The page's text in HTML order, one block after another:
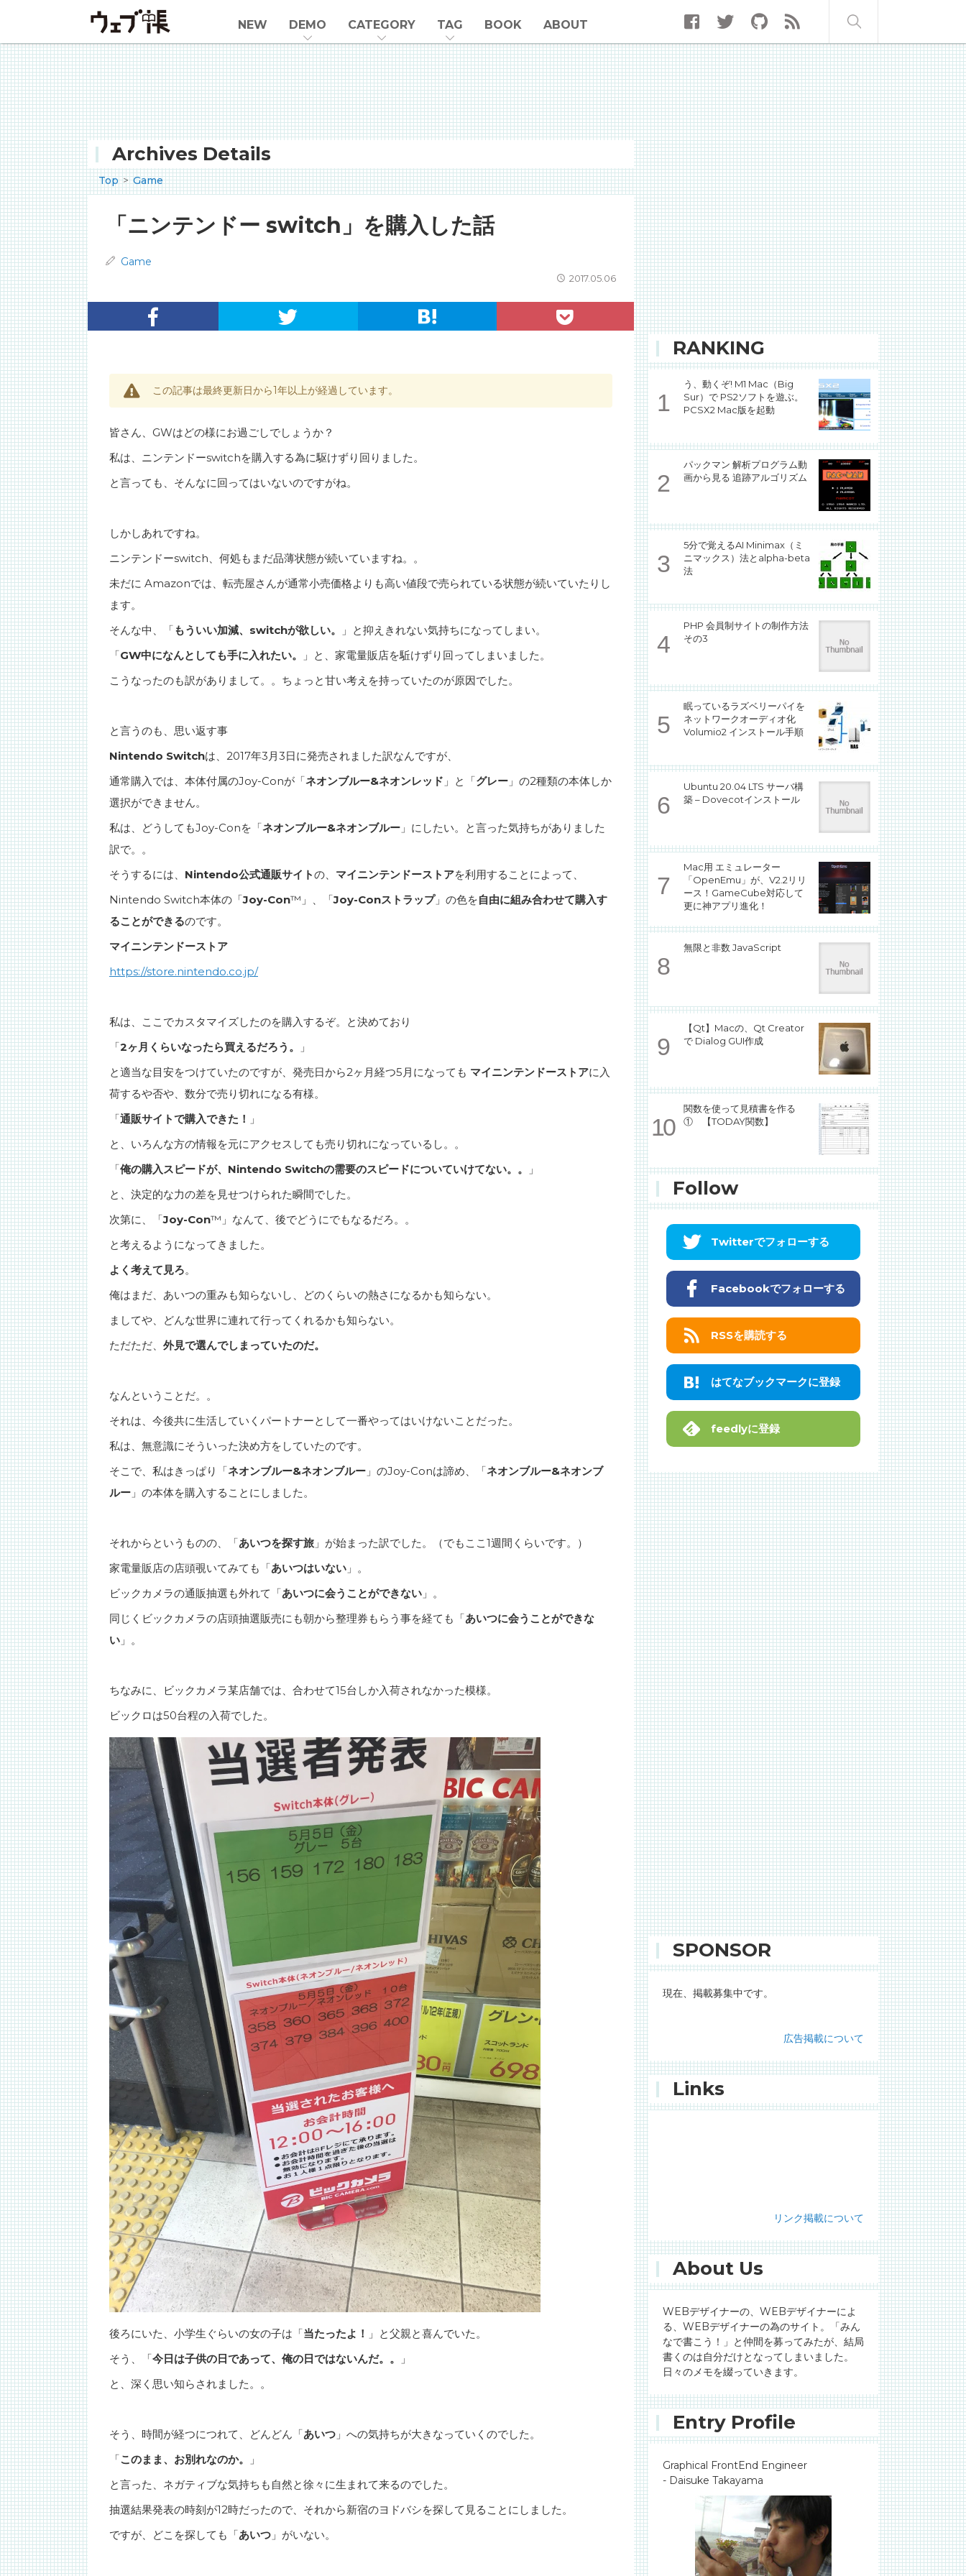
NEW DEMO CATEGORY TAG BOOK ABOUT
Archives Details
Top Game
「ニンテンドー switch」を購入した話
Game
2017.05.06
この記事は最終更新日から1年以上が経過しています。
皆さん、GWはどの様にお過ごしでしょうか？
私は、ニンテンドーswitchを購入する為に駆けずり回りました。
と言っても、そんなに回ってはいないのですがね。
しかしあれですね。
ニンテンドーswitch、何処もまだ品薄状態が続いていますね。。
未だに Amazonでは、転売屋さんが通常小売価格よりも高い値段で売られている状態が続いていたりし
ます。
そんな中、「もういい加減、switchが欲しい。
」と抑えきれない気持ちになってしまい。
「GW中になんとしても手に入れたい。
」と、家電量販店を駈けずり回ってしまいました。
こうなったのも訳がありまして。。ちょっと甘い考えを持っていたのが原因でした。
と言うのも、思い返す事
Nintendo Switchは、2017年3月3日に発売されました訳なんですが、
通常購入では、本体付属のJoy-Conが「ネオンブルー&ネオンレッド 」と「グレー 」の2種類の本体しか
選択ができません。
私は、どうしてもJoy-Conを「ネオンブルー&ネオンブルー 」にしたい。と言った気持ちがありました
訳で。。
そうするには、 Nintendo公式通販サイトの、 マイニンテンドーストアを利用することによって、
Nintendo Switch本体の「Joy-Con™」、「Joy-Conストラップ」の色を自由に組み合わせて購入す
ることができるのです。
マイニンテンドーストア
https://store.nintendo.co.jp/
私は、ここでカスタマイズしたのを購入するぞ。と決めており
「2ヶ月くらいなったら買えるだろう。
」
と適当な目安をつけていたのですが、発売日から2ヶ月経つ5月になっても マイニンテンドーストアに入
荷するや否や、数分で売り切れになる有様。
「通販サイトで購入できた！ 」
と、いろんな方の情報を元にアクセスしても売り切れになっているし。。
「俺の購入スピードが、Nintendo Switchの需要のスピードについていけてない。。
」
と、決定的な力の差を見せつけられた瞬間でした。
次第に、「Joy-Con™」なんて、後でどうにでもなるだろ。。
と考えるようになってきました。
よく考えて見ろ。
俺はまだ、あいつの重みも知らないし、どのくらいの熱さになるかも知らない。
ましてや、どんな世界に連れて行ってくれるかも知らない。
ただただ、 外見で選んでしまっていたのだ。
なんということだ。。
それは、今後共に生活していくパートナーとして一番やってはいけないことだった。
私は、無意識にそういった決め方をしていたのです。
そこで、私はきっぱり「ネオンブルー&ネオンブルー 」のJoy-Conは諦め、「ネオンブルー&ネオンブ
ルー 」の本体を購入することにしました。
それからというものの、「あいつを探す旅 」が始まった訳でした。（でもここ1週間くらいです。）
家電量販店の店頭覗いてみても「あいつはいない 」。
ビックカメラの通販抽選も外れて「あいつに会うことができない 」。
同じくビックカメラの店頭抽選販売にも朝から整理券もらう事を経ても「あいつに会うことができな
い 」。
ちなみに、ビックカメラ某店舗では、合わせて15台しか入荷されなかった模様。
ビックロは50台程の入荷でした。
後ろにいた、小学生ぐらいの女の子は「当たったよ！ 」と父親と喜んでいた。
そう、「今日は子供の日であって、俺の日ではないんだ。。
」
と、深く思い知らされました。。
そう、時間が経つにつれて、どんどん「あいつ 」への気持ちが大きなっていくのでした。
「このまま、お別れなのか。
」
と言った、ネガティブな気持ちも自然と徐々に生まれて来るのでした。
抽選結果発表の時刻が12時だったので、それから新宿のヨドバシを探して見ることにしました。
ですが、どこを探しても「あいつ 」がいない。
RANKING
う、動くぞ! M1 Mac（Big
Sur）で PS2ソフトを遊ぶ。
PCSX2 Mac版を起動
パックマン 解析プログラム動
画から見る 追跡アルゴリズム
5分で覚えるAI Minimax（ミ
ニマックス）法とalpha-beta
法
PHP 会員制サイトの制作方法
その3
眠っているラズベリーパイを
ネットワークオーディオ化
Volumio2 インストール手順
Ubuntu 20.04 LTS サーバ構
築 – Dovecotインストール
Mac用 エミュレーター
「OpenEmu」が、V2.2リリ
ース！GameCube対応して
更に神アプリ進化！
無限と非数 JavaScript
【Qt】Macの、Qt Creator
で Dialog GUI作成
関数を使って見積書を作る
① 【TODAY関数】
Follow
Twitterでフォローする
Facebookでフォローする
RSSを購読する
はてなブックマークに登録
feedlyに登録
SPONSOR
現在、掲載募集中です。
広告掲載について
Links
リンク掲載について
About Us
WEBデザイナーの、WEBデザイナーによ
る、WEBデザイナーの為のサイト。「みん
なで書こう！」と仲間を募ってみたが、結局
書くのは自分だけとなってしまいました。
日々のメモを綴っていきます。
Entry Profile
Graphical FrontEnd Engineer
- Daisuke Takayama